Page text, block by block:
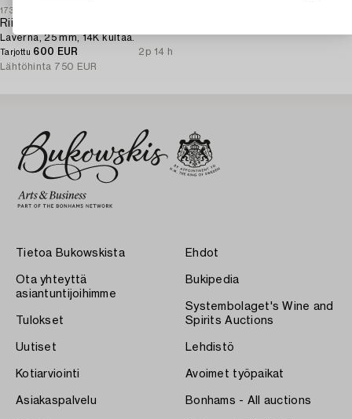
1730403
Riipuskello,
Laverna, 25 mm, 14K kultaa.
Tarjottu 600 EUR
2p 14 h
Lähtöhinta 750 EUR
Tietoa Bukowskista
Ota yhteyttä
asiantuntijoihimme
Tulokset
Uutiset
Kotiarviointi
Asiakaspalvelu
Ehdot
Bukipedia
Systembolaget's Wine and
Spirits Auctions
Lehdistö
Avoimet työpaikat
Bonhams - All auctions